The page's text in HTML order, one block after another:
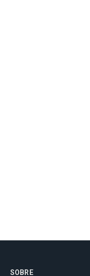
SOBRE